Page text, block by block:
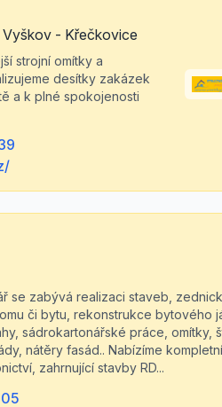
- Křečkovice
strojní omítky a
desítky zakázek
a k plné spokojenosti
se zabývá realizaci staveb,
či bytu, rekonstrukce bytového
sádrokartonářské práce, omítky,
nátěry fasád.. Nabízíme kompletní
zahrnující stavby RD...